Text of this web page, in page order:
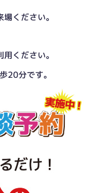
ください。
ください。
20分です。